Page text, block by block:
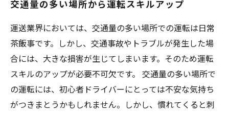
交通量の多い場所から運転スキルアップ
運送業界においては、交通量の多い場所での運転は日常
茶飯事です。しかし、交通事故やトラブルが発生した場
合には、大きな損害が生じてしまいます。そのため運転
スキルのアップが必要不可欠です。 交通量の多い場所で
の運転には、初心者ドライバーにとっては不安な気持ち
がつきまとうかもしれません。しかし、慣れてくると刺